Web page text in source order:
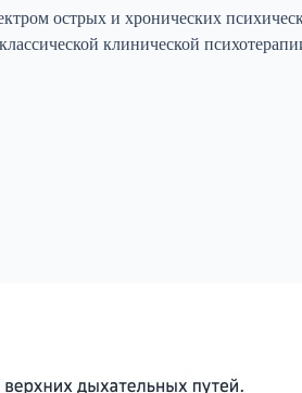
острых и хронических
клинической